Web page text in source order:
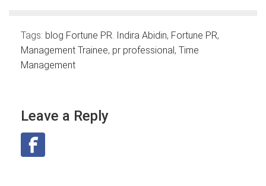
Tags: blog Fortune PR. Indira Abidin, Fortune PR,
Management Trainee, pr professional , Time
Management
Leave a Reply